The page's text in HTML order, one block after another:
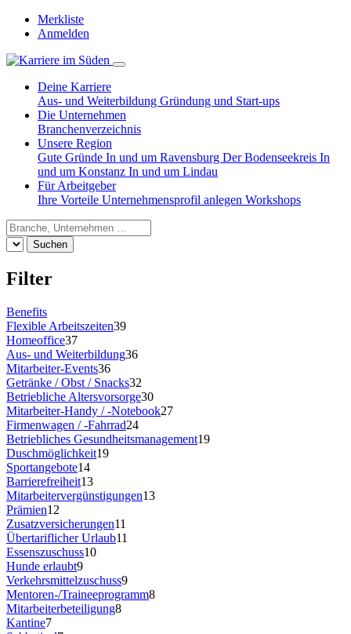
Merkliste
Anmelden
Deine Karriere
Aus- und Weiterbildung Gründung und Start-ups
Die Unternehmen
Branchenverzeichnis
Unsere Region
Gute Gründe In und um Ravensburg Der Bodenseekreis In
und um Konstanz In und um Lindau
Für Arbeitgeber
Ihre Vorteile Unternehmensprofil anlegen Workshops
Suchen
Filter
Benefits
Flexible Arbeitszeiten39
Homeoffice37
Aus- und Weiterbildung36
Mitarbeiter-Events36
Getränke / Obst / Snacks32
Betriebliche Altersvorsorge30
Mitarbeiter-Handy / -Notebook27
Firmenwagen / -Fahrrad24
Betriebliches Gesundheitsmanagement19
Duschmöglichkeit19
Sportangebote14
Barrierefreiheit13
Mitarbeitervergünstigungen13
Prämien12
Zusatzversicherungen11
Übertariflicher Urlaub11
Essenszuschuss10
Hunde erlaubt9
Verkehrsmittelzuschuss9
Mentoren-/Traineeprogramm8
Mitarbeiterbeteiligung8
Kantine7